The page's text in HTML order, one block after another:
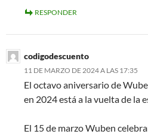
RESPONDER
codigodescuento
11 DE MARZO DE 2024 A LAS 17:35
El octavo aniversario de
en 2024 está a la vuelta de la
El 15 de marzo Wuben